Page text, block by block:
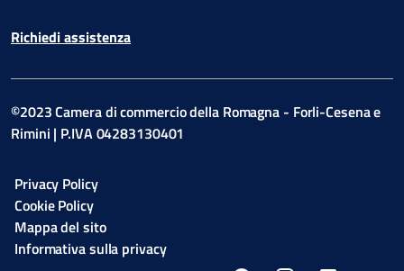
Richiedi assistenza
©2023 Camera di commercio della Romagna - Forli-Cesena e
Rimini | P.IVA 04283130401
Privacy Policy
Cookie Policy
Mappa del sito
Informativa sulla privacy